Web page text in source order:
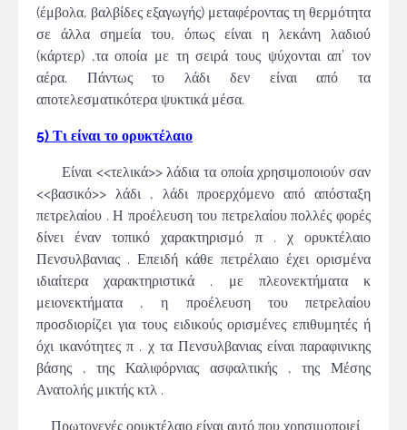
(έμβολα, βαλβίδες εξαγωγής) μεταφέροντας τη θερμότητα
σε άλλα σημεία του, όπως είναι η λεκάνη λαδιού
(κάρτερ) ,τα οποία με τη σειρά τους ψύχονται απ’ τον
αέρα. Πάντως το λάδι δεν είναι από τα
αποτελεσματικότερα ψυκτικά μέσα.
5) Τι είναι το ορυκτέλαιο
Είναι <<τελικά>> λάδια τα οποία χρησιμοποιούν σαν
<<βασικό>> λάδι , λάδι προερχόμενο από απόσταξη
πετρελαίου . Η προέλευση του πετρελαίου πολλές φορές
δίνει έναν τοπικό χαρακτηρισμό π . χ ορυκτέλαιο
Πενσυλβανιας . Επειδή κάθε πετρέλαιο έχει ορισμένα
ιδιαίτερα χαρακτηριστικά . με πλεονεκτήματα κ
μειονεκτήματα , η προέλευση του πετρελαίου
προσδιορίζει για τους ειδικούς ορισμένες επιθυμητές ή
όχι ικανότητες π . χ τα Πενσυλβανιας είναι παραφινικης
βάσης , της Καλιφόρνιας ασφαλτικής , της Μέσης
Ανατολής μικτής κτλ .
Πρωτογενές ορυκτέλαιο είναι αυτό που χρησιμοποιεί